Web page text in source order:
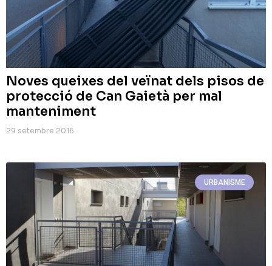
Noves queixes del veïnat dels pisos de
protecció de Can Gaietà per mal
manteniment
29 setembre 2016
URBANISME